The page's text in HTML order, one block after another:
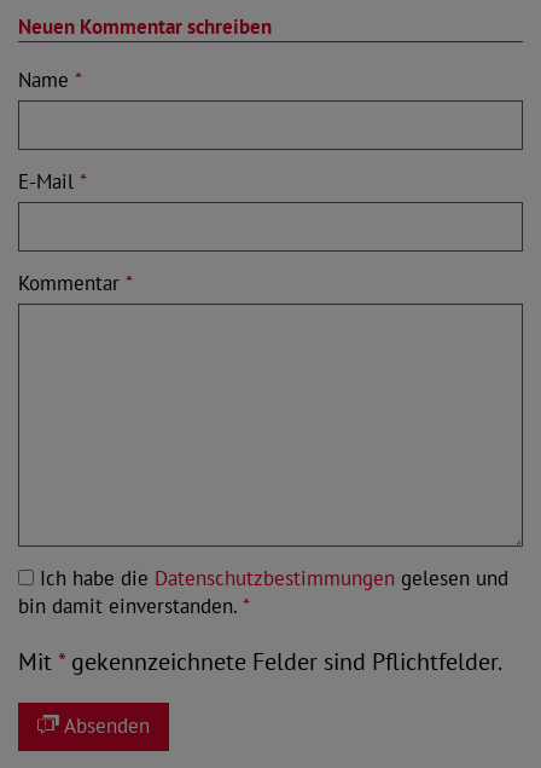
Neuen Kommentar schreiben
Name *
E-Mail *
Kommentar *
Ich habe die Datenschutzbestimmungen gelesen und
bin damit einverstanden. *
Mit*gekennzeichnete Felder sind Pflichtfelder.
Absenden